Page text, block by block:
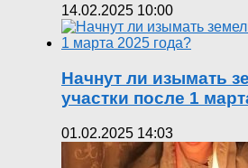
14.02.2025 10:00
Начнут ли изымать
участки после 1
01.02.2025 14:03